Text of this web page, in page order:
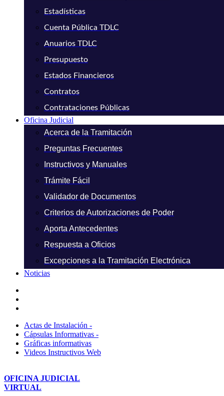
Estadísticas
Cuenta Pública TDLC
Anuarios TDLC
Presupuesto
Estados Financieros
Contratos
Contrataciones Públicas
Oficina Judicial
Acerca de la Tramitación
Preguntas Frecuentes
Instructivos y Manuales
Trámite Fácil
Validador de Documentos
Criterios de Autorizaciones de Poder
Aporta Antecedentes
Respuesta a Oficios
Excepciones a la Tramitación Electrónica
Noticias
Actas de Instalación -
Cápsulas Informativas -
Gráficas informativas
Videos Instructivos Web
OFICINA JUDICIAL
VIRTUAL